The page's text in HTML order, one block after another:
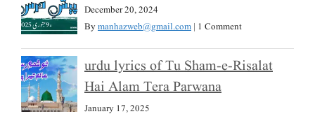
December 20, 2024
Bymanhazweb@gmail.com | 1 Comment
urdu lyrics of Tu Sham-e-Risalat
Hai Alam Tera Parwana
January 17, 2025